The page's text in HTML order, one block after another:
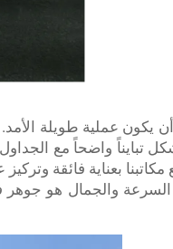
تبايناً واضحاً مع
مكاتبنا بعناية فائقة